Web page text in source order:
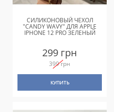
СИЛИКОНОВЫЙ ЧЕХОЛ
"CANDY WAVY" ДЛЯ APPLE
IPHONE 12 PRO ЗЕЛЕНЫЙ
299 грн
399 грн
КУПИТЬ